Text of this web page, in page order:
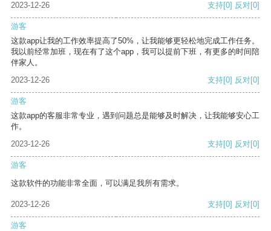
2023-12-26 支持[0] 反对[0]
游客
这款app让我的工作效率提高了50%，让我能够更轻松地完成工作任务。
我以前经常加班，现在有了这个app，我可以提前下班，有更多的时间陪
伴家人。
2023-12-26
支持[0] 反对[0]
游客
这款app的客服非常专业，遇到问题总是能够及时解决，让我能够安心工
作。
2023-12-26
支持[0] 反对[0]
游客
这款软件的功能非常全面，可以满足我所有需求。
2023-12-26 支持[0] 反对[0]
游客